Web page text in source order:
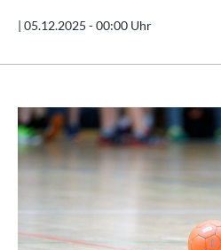
| 05.12.2025 - 00:00 Uhr